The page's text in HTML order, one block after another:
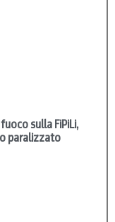
sulla FiPiLi,
paralizzato